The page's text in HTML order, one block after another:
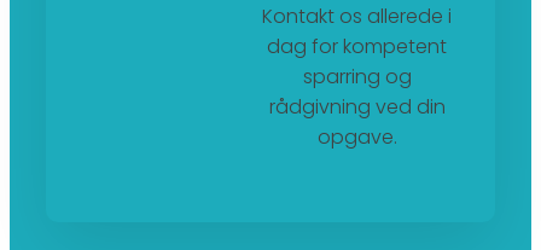
Kontakt os allerede i
dag for kompetent
sparring og
rådgivning ved din
opgave.